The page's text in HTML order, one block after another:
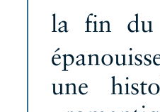
la fin du
une